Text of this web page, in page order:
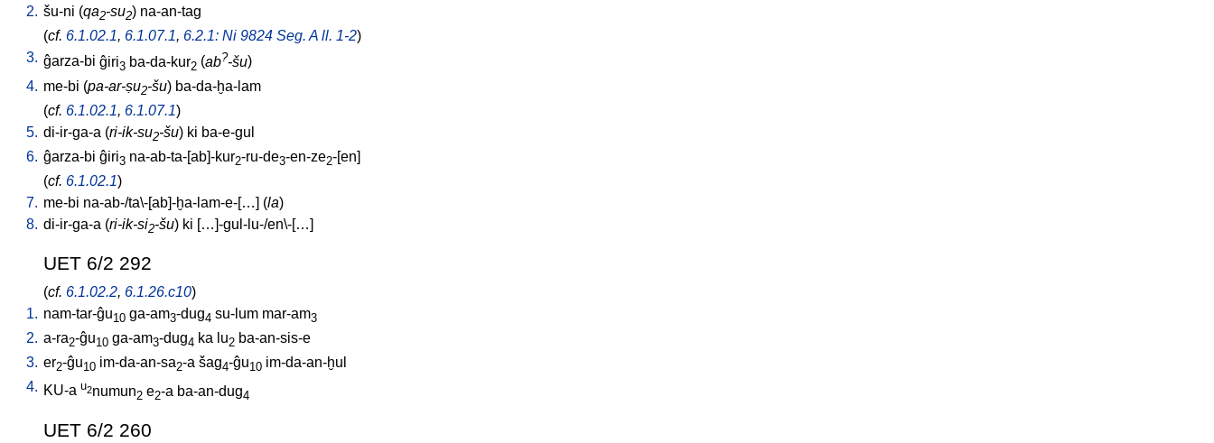
2. šu-ni (qa2-su2) na-an-tag
(cf. 6.1.02.1, 6.1.07.1, 6.2.1: Ni 9824 Seg. A ll. 1-2)
3. ĝarza-bi ĝiri3 ba-da-kur2 (ab?-šu)
4. me-bi (pa-ar-ṣu2-šu) ba-da-ḫa-lam
(cf. 6.1.02.1, 6.1.07.1)
5. di-ir-ga-a (ri-ik-su2-šu) ki ba-e-gul
6. ĝarza-bi ĝiri3 na-ab-ta-[ab]-kur2-ru-de3-en-ze2-[en]
(cf. 6.1.02.1)
7. me-bi na-ab-/ta\-[ab]-ḫa-lam-e-[…] (la)
8. di-ir-ga-a (ri-ik-si2-šu) ki […]-gul-lu-/en\-[…]
UET 6/2 292
(cf. 6.1.02.2, 6.1.26.c10)
1. nam-tar-ĝu10 ga-am3-dug4 su-lum mar-am3
2. a-ra2-ĝu10 ga-am3-dug4 ka lu2 ba-an-sis-e
3. er2-ĝu10 im-da-an-sa2-a šag4-ĝu10 im-da-an-ḫul
4. KU-a u2numun2 e2-a ba-an-dug4
UET 6/2 260